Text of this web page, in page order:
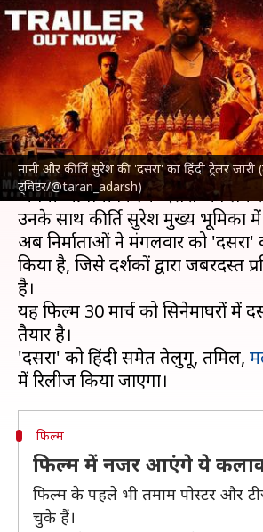
नानी और कीर्ति सुरेश की 'दसरा' का हिंदी ट्रेलर जारी
ट्विटर/@taran_adarsh)
हिंदी ट्रेलर जारी, इस
में होगी रिलीज
दीक्षा शर्मा Mar 14, 2023 06:16 pm
क्या है खबर?
दक्षिण भारतीय सिनेमाके सुपरस्टार
अपनी आगामी फिल्म 'दसरा' को लेकर
उनके साथ कीर्ति सुरेश मुख्य भूमिका
अब निर्माताओं ने मंगलवार को 'दसरा'
किया है, जिसे दर्शकों द्वारा जबरदस्त
है।
यह फिल्म 30 मार्च को सिनेमाघरों में
तैयार है।
'दसरा' को हिंदी समेत तेलुगू, तमिल,
फिल्म
फिल्म में नजर आएंगे ये
फिल्म के पहले भी तमाम पोस्टर और
चुके हैं।